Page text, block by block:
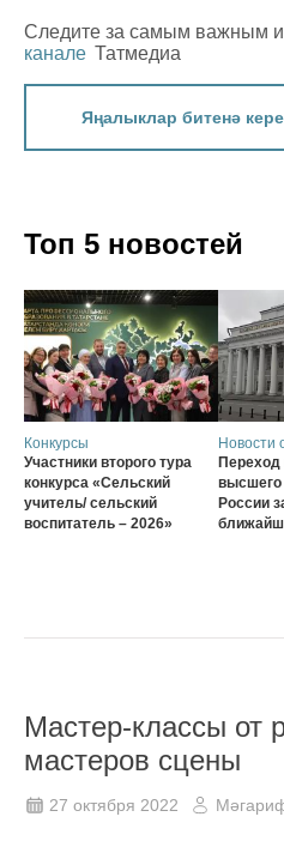
Следите за самым важным
канале Татмедиа
Яңалыклар битенә
Топ 5 новостей
Конкурсы
Участники второго тура
конкурса «Сельский
учитель/ сельский
воспитатель – 2026»
Новости
Переход
высшего
России
Мастер-классы от
мастеров сцены
27 октября 2022